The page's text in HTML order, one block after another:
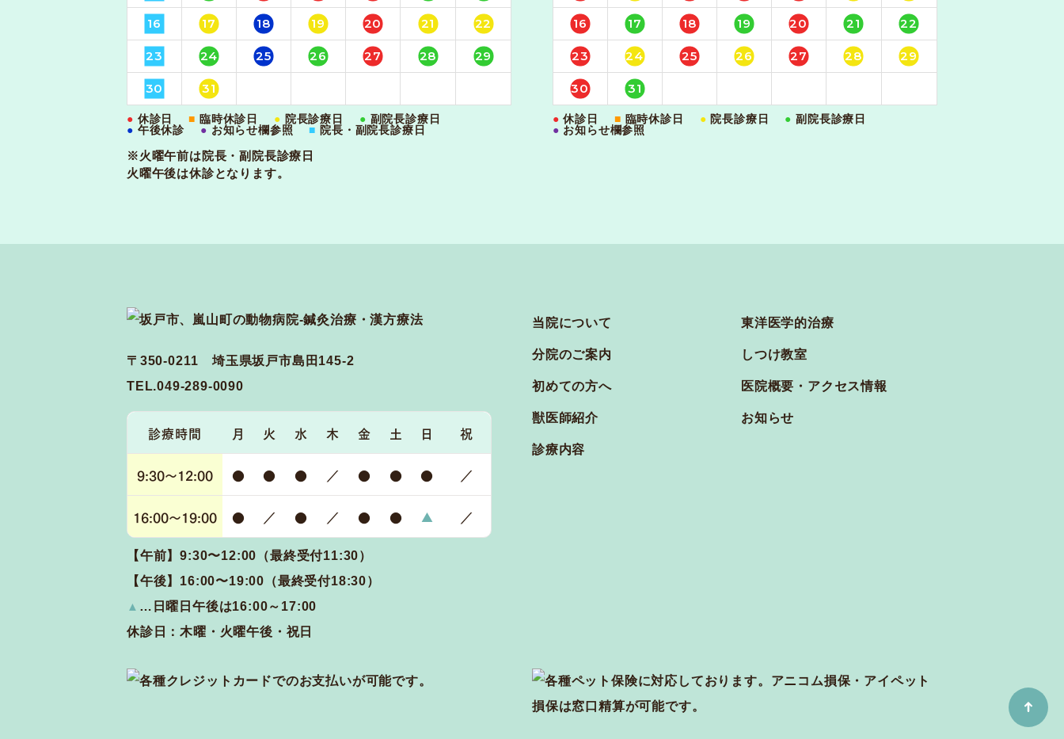
16 17 18 19 20 21 22
23 24 25 26 27 28 29
30 31
● 休診日 ■ 臨時休診日 ● 院長診療日 ● 副院長診療日
● 午後休診 ● お知らせ欄参照 ■ 院長・副院長診療日
※火曜午前は院長・副院長診療日
火曜午後は休診となります。
16 17 18 19 20 21 22
23 24 25 26 27 28 29
30 31
● 休診日 ■ 臨時休診日 ● 院長診療日 ● 副院長診療日
● お知らせ欄参照
〒350-0211 埼玉県坂戸市島田145-2
TEL.049-289-0090
診療時間 月 火 水 木 金 土 日 祝
9:30～12:00 ● ● ● ／ ● ● ● ／
16:00～19:00 ● ／ ● ／ ● ● ▲ ／
【午前】9:30〜12:00（最終受付11:30）
【午後】16:00〜19:00（最終受付18:30）
▲ …日曜日午後は16:00～17:00
休診日：木曜・火曜午後・祝日
当院について
分院のご案内
初めての方へ
獣医師紹介
診療内容
東洋医学的治療
しつけ教室
医院概要・アクセス情報
お知らせ